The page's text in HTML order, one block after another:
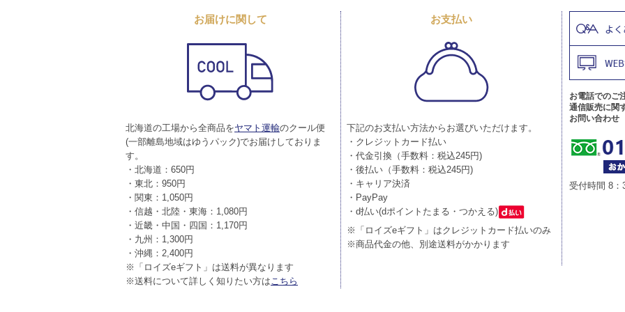
お届けに関して
北海道の工場から全商品をヤマト運輸のクール便
(一部離島地域はゆうパック)でお届けしておりま
す。
・北海道：650円
・東北：950円
・関東：1,050円
・信越・北陸・東海：1,080円
・近畿・中国・四国：1,170円
・九州：1,300円
・沖縄：2,400円
※「ロイズeギフト」は送料が異なります
※送料について詳しく知りたい方はこちら
お支払い
下記のお支払い方法からお選びいただけます。
・クレジットカード払い
・代金引換（手数料：税込245円)
・後払い（手数料：税込245円)
・キャリア決済
・PayPay
・d払い(dポイントたまる・つかえる)
※「ロイズeギフト」はクレジットカード払いのみ
※商品代金の他、別途送料がかかります
お電話でのご
通信販売に関
お問い合わせ
受付時間 8：